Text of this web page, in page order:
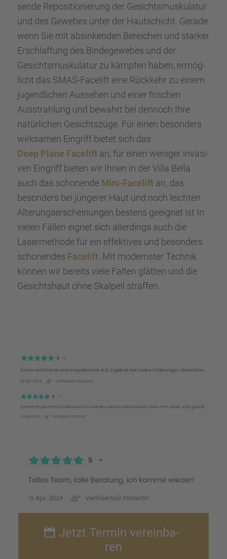
sende Reposi­tio­nie­rung der Gesichts­mus­ku­la­tur
und des Gewebes unter der Hautschicht. Gerade
wenn Sie mit absin­ken­den Berei­chen und starker
Erschlaf­fung des Binde­ge­we­bes und der
Gesichts­mus­ku­la­tur zu kämpfen haben, ermög­
licht das SMAS-Facelift eine Rückkehr zu einem
jugend­li­chen Ausse­hen und einer frischen
Ausstrah­lung und bewahrt bei dennoch Ihre
natür­li­chen Gesichts­züge. Für einen beson­ders
wirksa­men Eingriff bietet sich das
Deep Plane Faceliftan, für einen weniger invasi­
ven Eingriff bieten wir Ihnen in der Villa Bella
auch das schonende Mini-Faceliftan, das
beson­ders bei jünge­rer Haut und noch leich­ten
Alterungs­er­schei­nun­gen bestens geeig­net ist In
vielen Fällen eignet sich aller­dings auch die
Laser­me­thode für ein effek­ti­ves und beson­ders
schonen­des Facelift. Mit moderns­ter Technik
können wir bereits viele Falten glätten und die
Gesichts­haut ohne Skalpell straf­fen.
Jetzt Termin verein­ba­
ren